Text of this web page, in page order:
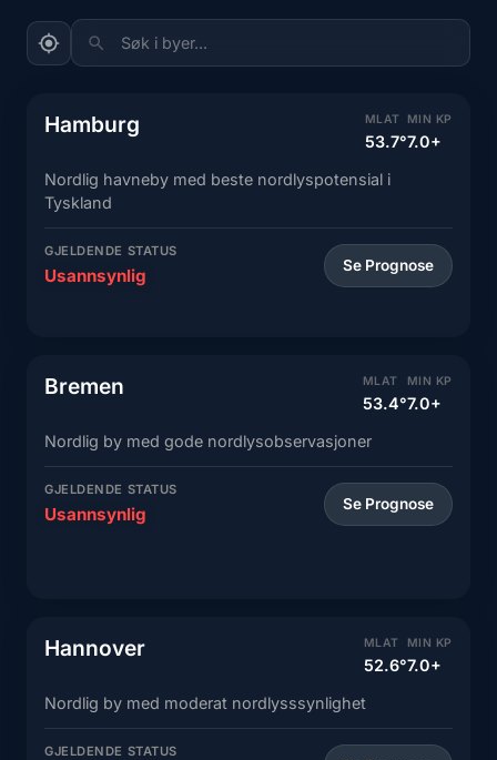
Søk i byer...
Hamburg MLAT
53.7°
MIN KP
7.0+
Nordlig havneby med beste nordlyspotensial i
Tyskland
GJELDENDE STATUS
Usannsynlig Se Prognose
Bremen MLAT
53.4°
MIN KP
7.0+
Nordlig by med gode nordlysobservasjoner
GJELDENDE STATUS
Usannsynlig Se Prognose
Hannover MLAT
52.6°
MIN KP
7.0+
Nordlig by med moderat nordlysssynlighet
GJELDENDE STATUS